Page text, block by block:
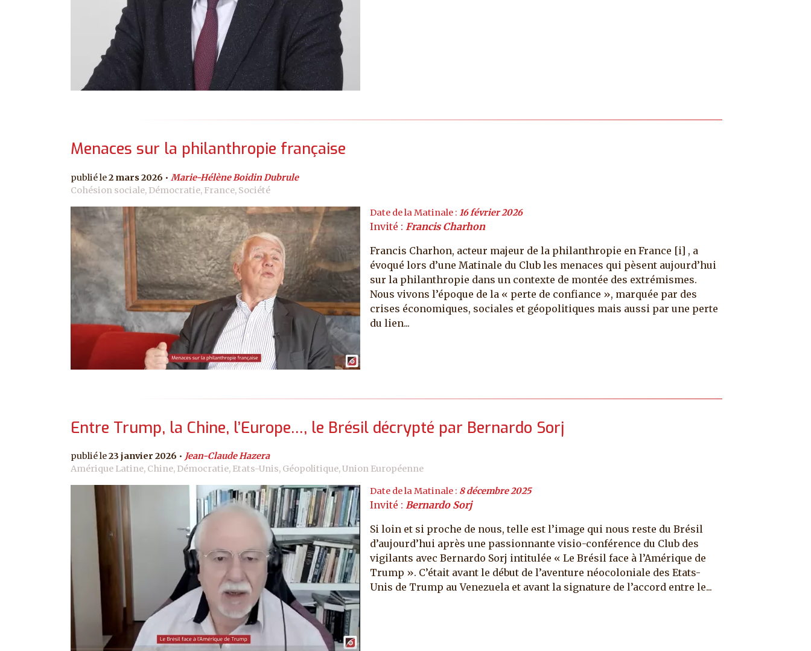
Menaces sur la philanthropie française
2 mars 2026
Marie-Hélène Boidin Dubrule
Cohésion sociale, Démocratie, France, Société
Date de la Matinale : 16 février 2026
Invité : Francis Charhon
Francis Charhon, acteur majeur de la philanthropie en France [i] , a
évoqué lors d’une Matinale du Club les menaces qui pèsent aujourd’hui
sur la philanthropie dans un contexte de montée des extrémismes.
Nous vivons l’époque de la « perte de confiance », marquée par des
crises économiques, sociales et géopolitiques mais aussi par une perte
du lien...
Entre Trump, la Chine, l’Europe…, le Brésil décrypté par Bernardo Sorj
23 janvier 2026
Jean-Claude Hazera
Amérique Latine, Chine, Démocratie, Etats-Unis, Géopolitique, Union Européenne
Date de la Matinale : 8 décembre 2025
Invité : Bernardo Sorj
Si loin et si proche de nous, telle est l’image qui nous reste du Brésil
d’aujourd’hui après une passionnante visio-conférence du Club des
vigilants avec Bernardo Sorj intitulée « Le Brésil face à l’Amérique de
Trump ». C’était avant le début de l’aventure néocoloniale des Etats-
Unis de Trump au Venezuela et avant la signature de l’accord entre le...